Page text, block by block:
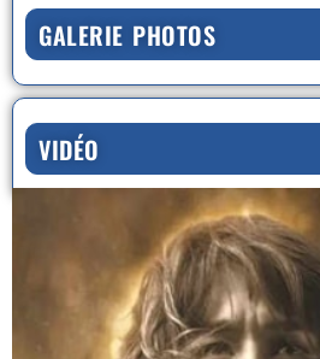
GALERIE PHOTOS
VIDÉO